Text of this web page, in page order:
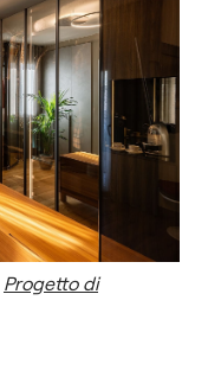
Progetto di